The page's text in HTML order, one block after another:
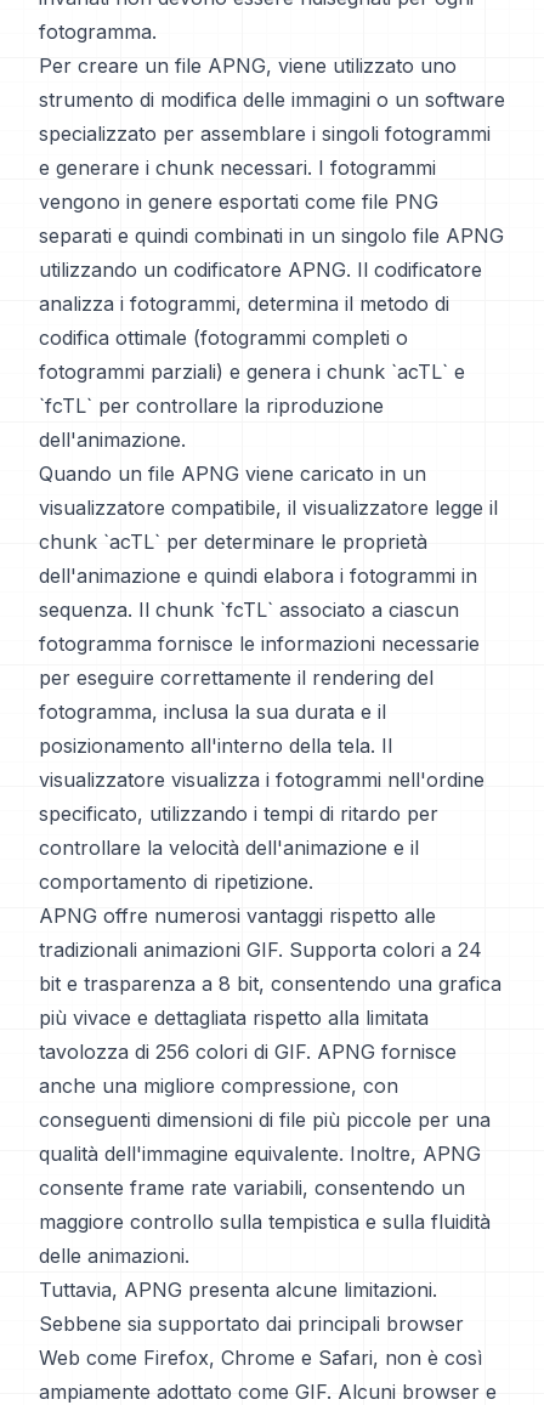
fotogramma.
Per creare un file APNG, viene utilizzato uno
strumento di modifica delle immagini o un software
specializzato per assemblare i singoli fotogrammi
e generare i chunk necessari. I fotogrammi
vengono in genere esportati come file PNG
separati e quindi combinati in un singolo file APNG
utilizzando un codificatore APNG. Il codificatore
analizza i fotogrammi, determina il metodo di
codifica ottimale (fotogrammi completi o
fotogrammi parziali) e genera i chunk `acTL` e
`fcTL` per controllare la riproduzione
dell'animazione.
Quando un file APNG viene caricato in un
visualizzatore compatibile, il visualizzatore legge il
chunk `acTL` per determinare le proprietà
dell'animazione e quindi elabora i fotogrammi in
sequenza. Il chunk `fcTL` associato a ciascun
fotogramma fornisce le informazioni necessarie
per eseguire correttamente il rendering del
fotogramma, inclusa la sua durata e il
posizionamento all'interno della tela. Il
visualizzatore visualizza i fotogrammi nell'ordine
specificato, utilizzando i tempi di ritardo per
controllare la velocità dell'animazione e il
comportamento di ripetizione.
APNG offre numerosi vantaggi rispetto alle
tradizionali animazioni GIF. Supporta colori a 24
bit e trasparenza a 8 bit, consentendo una grafica
più vivace e dettagliata rispetto alla limitata
tavolozza di 256 colori di GIF. APNG fornisce
anche una migliore compressione, con
conseguenti dimensioni di file più piccole per una
qualità dell'immagine equivalente. Inoltre, APNG
consente frame rate variabili, consentendo un
maggiore controllo sulla tempistica e sulla fluidità
delle animazioni.
Tuttavia, APNG presenta alcune limitazioni.
Sebbene sia supportato dai principali browser
Web come Firefox, Chrome e Safari, non è così
ampiamente adottato come GIF. Alcuni browser e